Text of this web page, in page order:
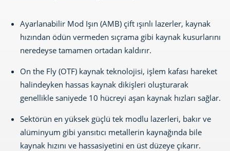
Ayarlanabilir Mod Işın (AMB) çift ışınlı lazerler, kaynak
hızından ödün vermeden sıçrama gibi kaynak kusurlarını
neredeyse tamamen ortadan kaldırır.
On the Fly (OTF) kaynak teknolojisi, işlem kafası hareket
halindeyken hassas kaynak dikişleri oluşturarak
genellikle saniyede 10 hücreyi aşan kaynak hızları sağlar.
Sektörün en yüksek güçlü tek modlu lazerleri, bakır ve
alüminyum gibi yansıtıcı metallerin kaynağında bile
kaynak hızını ve hassasiyetini en üst düzeye çıkarır.